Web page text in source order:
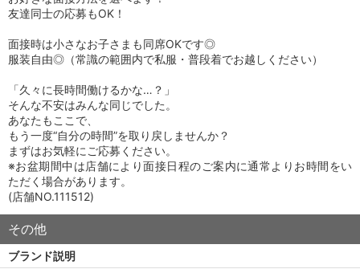
友達同士の応募もOK！
面接時は小さなお子さまも同席OKです◎
服装自由◎（常識の範囲内で私服・普段着でお越しください）
「久々に長時間働けるかな…？」
そんな不安はみんな同じでした。
あなたもここで、
もう一度“自分の時間”を取り戻しませんか？
まずはお気軽にご応募ください。
※お盆期間中は店舗により面接日程のご案内に通常よりお時間をい
ただく場合があります。
(店舗NO.111512)
その他
ブランド説明